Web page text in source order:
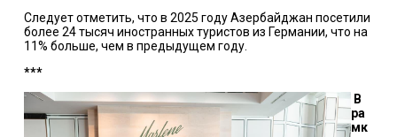
Следует отметить, что в 2025 году Азербайджан посетили
более 24 тысяч иностранных туристов из Германии, что на
11% больше, чем в предыдущем году.
***
В
ра
мк